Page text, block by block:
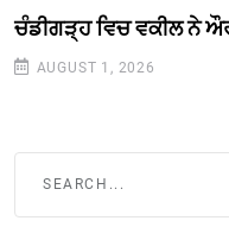
ਚੰਡੀਗੜ੍ਹ ਵਿਚ ਵਕੀਲ ਨੇ
AUGUST 1, 2026